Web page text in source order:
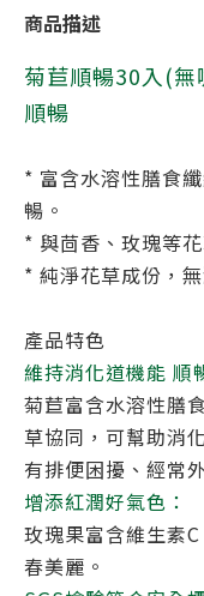
商品描述
菊苣順暢30入(
順暢
* 富含水溶性膳食
暢。
* 與茴香、玫瑰等
* 純淨花草成份，
產品特色
維持消化道機能 順
菊苣富含水溶性膳
草協同，可幫助消
有排便困擾、經常
增添紅潤好氣色：
玫瑰果富含維生素
春美麗。